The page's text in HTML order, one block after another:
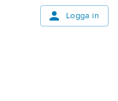
Logga in